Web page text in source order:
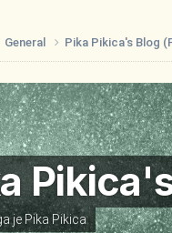
General Pika Pikica's Blog
je Pika Pikica